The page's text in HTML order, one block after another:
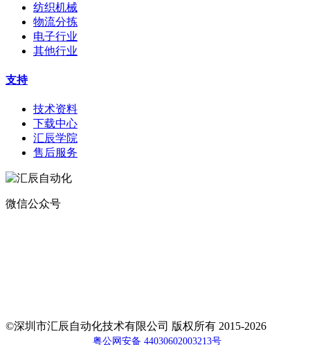
纺织机械
物流分拣
电子行业
其他行业
支持
技术资料
下载中心
汇辰学院
售后服务
微信公众号
©深圳市汇辰自动化技术有限公司 版权所有 2015-2026
粤公网安备 44030602003213号